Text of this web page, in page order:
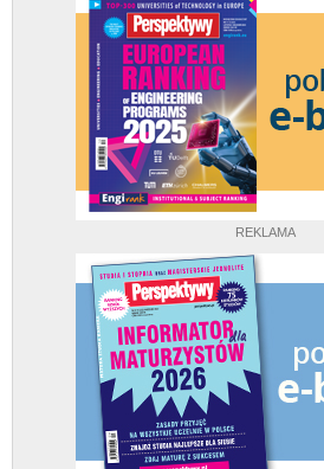
REKLAMA